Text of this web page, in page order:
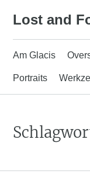
Lost and
Am Glacis
Portraits